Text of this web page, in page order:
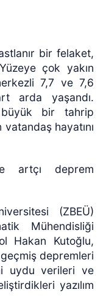
bir felaket,
çok yakın
7,7 ve 7,6
arda yaşandı.
bir tahrip
hayatını
artçı deprem
(ZBEÜ)
Mühendisliği
Hakan Kutoğlu,
depremleri
uydu verileri ve
yazılım